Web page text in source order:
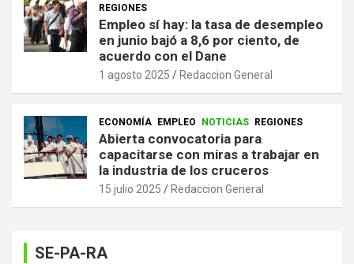
REGIONES
Empleo sí hay: la tasa de desempleo
en junio bajó a 8,6 por ciento, de
acuerdo con el Dane
1 agosto 2025 Redaccion General
ECONOMÍA EMPLEO NOTICIAS REGIONES
Abierta convocatoria para
capacitarse con miras a trabajar en
la industria de los cruceros
15 julio 2025 Redaccion General
SE-PA-RA